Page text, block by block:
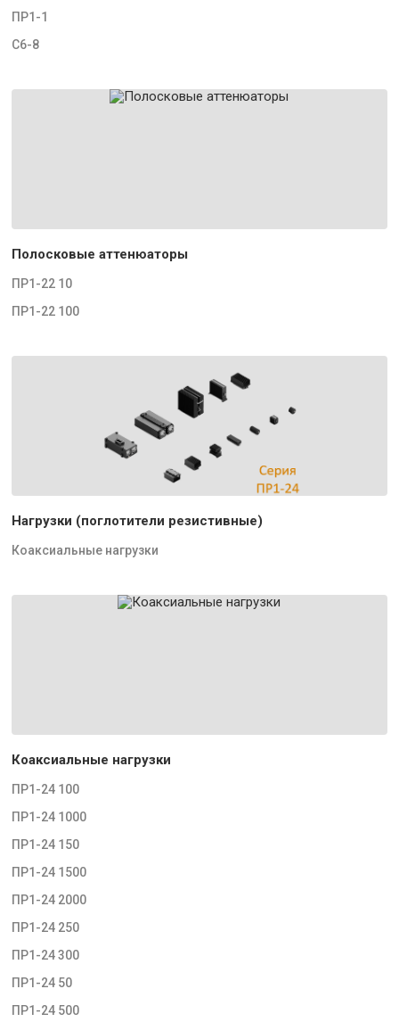
ПР1-1
С6-8
Полосковые аттенюаторы
ПР1-22 10
ПР1-22 100
Нагрузки (поглотители резистивные)
Коаксиальные нагрузки
Коаксиальные нагрузки
ПР1-24 100
ПР1-24 1000
ПР1-24 150
ПР1-24 1500
ПР1-24 2000
ПР1-24 250
ПР1-24 300
ПР1-24 50
ПР1-24 500